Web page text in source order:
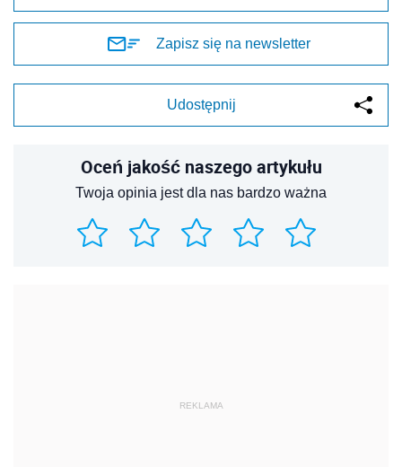
Zapisz się na newsletter
Udostępnij
Oceń jakość naszego artykułu
Twoja opinia jest dla nas bardzo ważna
REKLAMA